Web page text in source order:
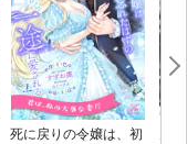
死に戻りの令嬢は、初